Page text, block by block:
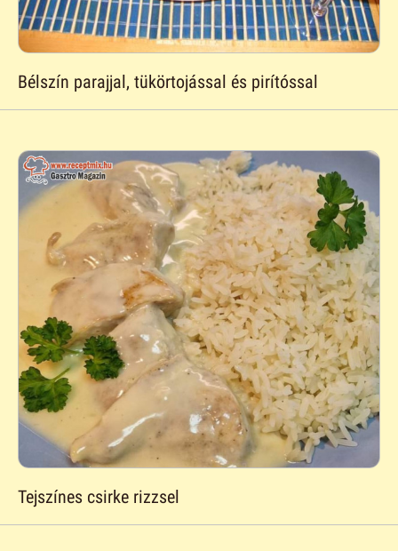
Bélszín parajjal, tükörtojással és pirítóssal
Tejszínes csirke rizzsel